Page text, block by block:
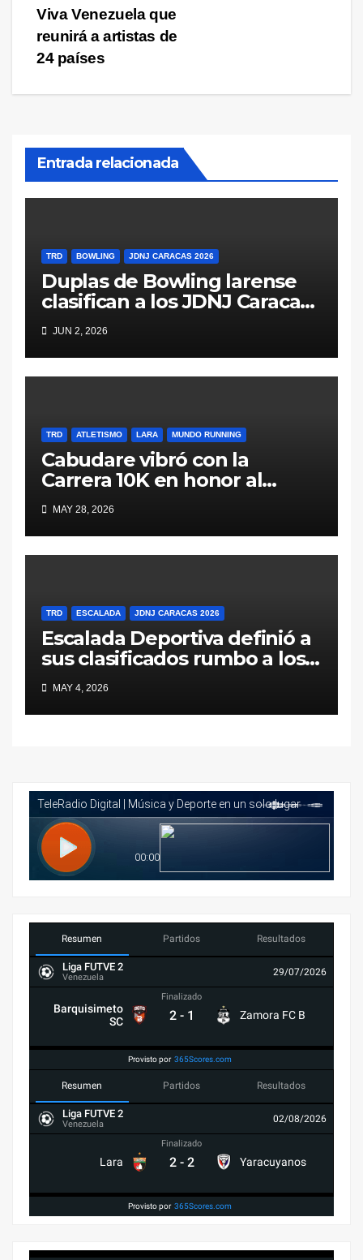
Viva Venezuela que
reunirá a artistas de
24 países
Entrada relacionada
TRD BOWLING JDNJ CARACAS 2026
Duplas de Bowling larense
clasifican a los JDNJ Caracas
2026
JUN 2, 2026
TRD ATLETISMO LARA MUNDO RUNNING
Cabudare vibró con la
Carrera 10K en honor al
General Jacinto Lara (Galería
y Resultados)
MAY 28, 2026
TRD ESCALADA JDNJ CARACAS 2026
Escalada Deportiva definió a
sus clasificados rumbo a los
Juegos Deportivos
Nacionales Juveniles Caracas
2026
MAY 4, 2026
Resumen Partidos Resultados
Liga FUTVE 2
Venezuela 29/07/2026
Barquisimeto
SC
Finalizado
2 - 1 Zamora FC B
Provisto por 365Scores.com
Resumen Partidos Resultados
Liga FUTVE 2
Venezuela 02/08/2026
Lara
Finalizado
2 - 2 Yaracuyanos
Provisto por 365Scores.com